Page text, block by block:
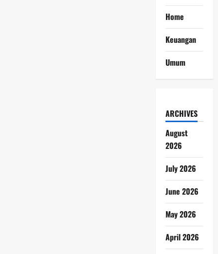
Home
Keuangan
Umum
ARCHIVES
August
2026
July 2026
June 2026
May 2026
April 2026